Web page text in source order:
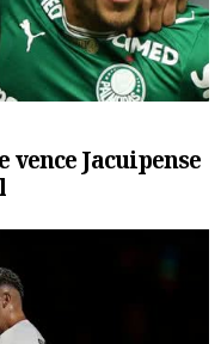
Jacuipense